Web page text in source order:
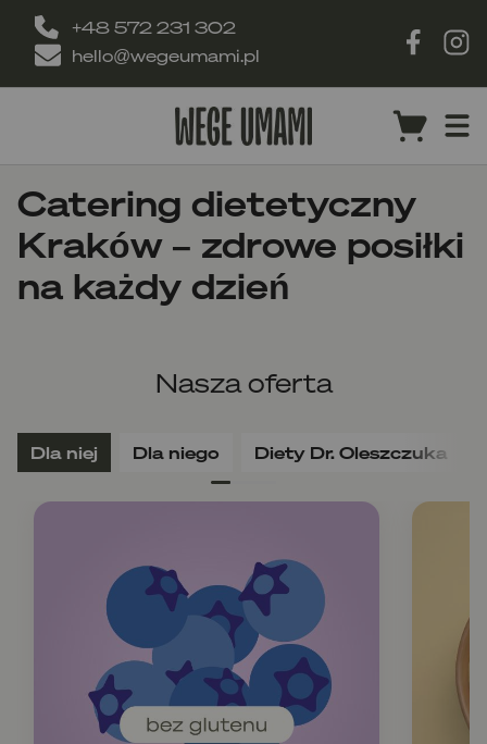
+48 572 231 302
hello@wegeumami.pl
Catering dietetyczny
Kraków – zdrowe posiłki
na każdy dzień
Nasza oferta
Dla niej Dla niego Diety Dr. Oleszczuka